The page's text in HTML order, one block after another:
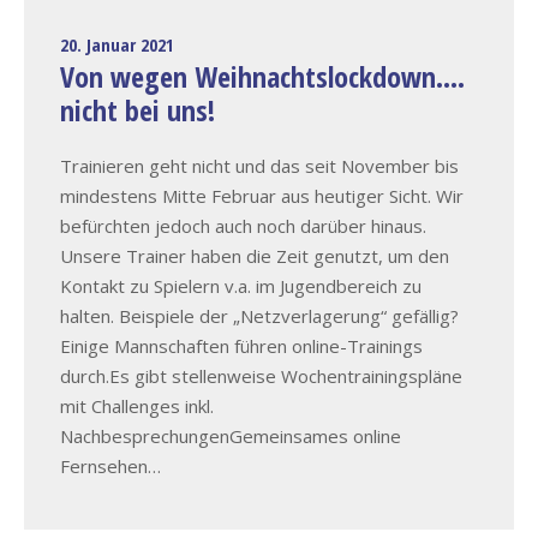
20. Januar 2021
Von wegen Weihnachtslockdown.…
nicht bei uns!
Trainieren geht nicht und das seit November bis
mindestens Mitte Februar aus heutiger Sicht. Wir
befürchten jedoch auch noch darüber hinaus.
Unsere Trainer haben die Zeit genutzt, um den
Kontakt zu Spielern v.a. im Jugendbereich zu
halten. Beispiele der „Netzverlagerung“ gefällig?
Einige Mannschaften führen online-Trainings
durch.Es gibt stellenweise Wochentrainingspläne
mit Challenges inkl.
NachbesprechungenGemeinsames online
Fernsehen…